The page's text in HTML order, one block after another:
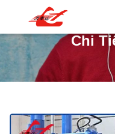
Chi